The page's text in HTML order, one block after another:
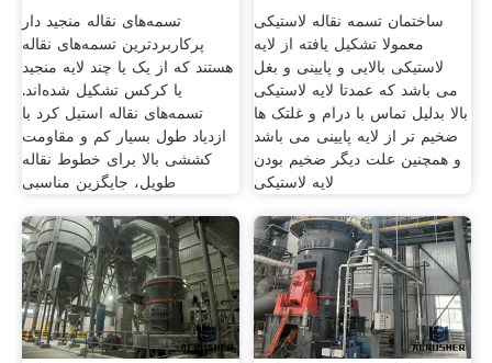
تسمه‌های نقاله منجید دار
پرکاربردترین تسمه‌های نقاله
هستند که از یک یا چند لایه منجید
یا کرکس تشکیل شده‌اند.
تسمه‌های نقاله استیل کرد با
ازدیاد طول بسیار کم و مقاومت
کششی بالا برای خطوط نقاله
طویل، جایگزین مناسبی
ساختمان تسمه نقاله لاستیکی
معمولا تشکیل یافته از لایه
لاستیکی بالایی و پایینی و بغل
می باشد که عمدتا لایه لاستیکی
بالا بدلیل تماس با درام و غلتک ها
ضخیم تر از لایه پایینی می باشد
و همچنین علت دیگر ضخیم بودن
لایه لاستیکی